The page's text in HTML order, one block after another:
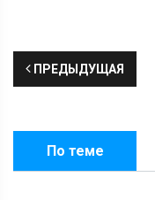
ПРЕДЫДУЩАЯ
По теме